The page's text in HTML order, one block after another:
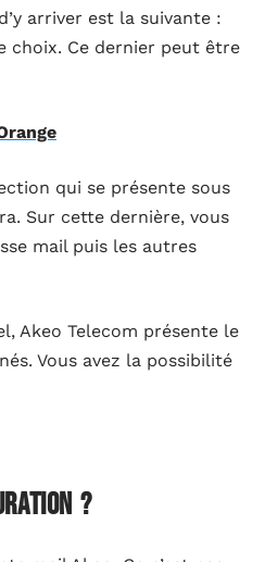
arriver est la suivante :
choix. Ce dernier peut être
qui se présente sous
Sur cette dernière, vous
mail puis les autres
Akeo Telecom présente le
Vous avez la possibilité
?